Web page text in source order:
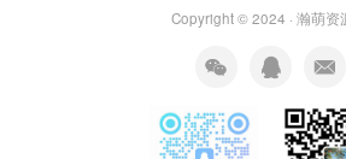
Copyright © 2024 · 瀚萌资